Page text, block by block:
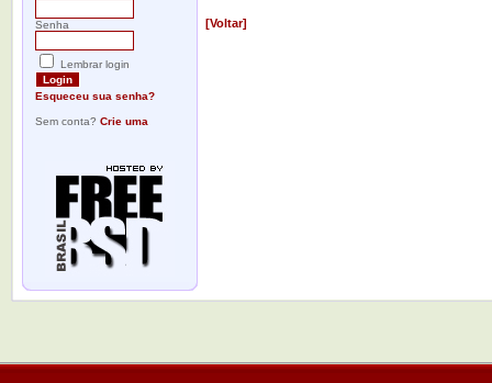
Senha
Lembrar login
Esqueceu sua senha?
Sem conta? Crie uma
[Voltar]